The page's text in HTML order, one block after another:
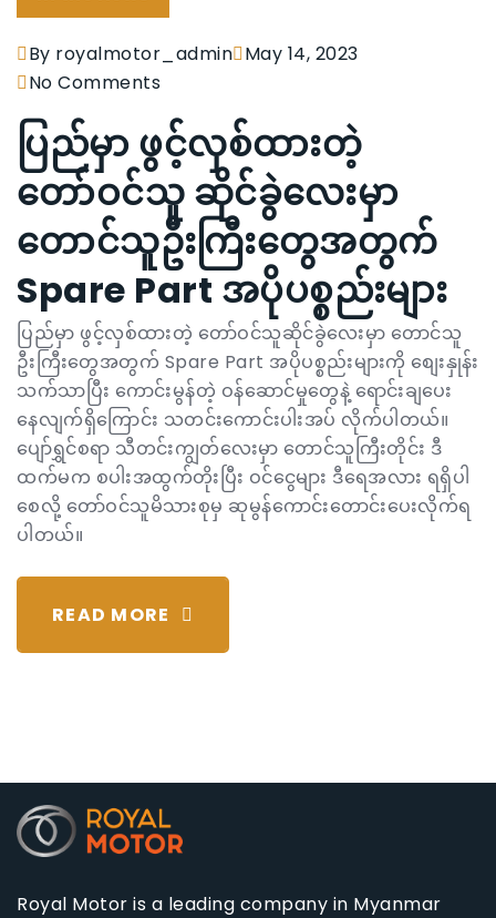
By royalmotor_admin May 14, 2023
No Comments
ပြည်မှာ ဖွင့်လှစ်ထားတဲ့
တော်ဝင်သူ ဆိုင်ခွဲလေးမှာ
တောင်သူဦးကြီးတွေအတွက်
Spare Part အပိုပစ္စည်းများ
ပြည်မှာ ဖွင့်လှစ်ထားတဲ့ တော်ဝင်သူဆိုင်ခွဲလေးမှာ တောင်သူ
ဦးကြီးတွေအတွက် Spare Part အပိုပစ္စည်းများကို စျေးနှုန်း
သက်သာပြီး ကောင်းမွန်တဲ့ ဝန်ဆောင်မှုတွေနဲ့ ရောင်းချပေး
နေလျက်ရှိကြောင်း သတင်းကောင်းပါးအပ် လိုက်ပါတယ်။
ပျော်ရွှင်စရာ သီတင်းကျွတ်လေးမှာ တောင်သူကြီးတိုင်း ဒီ
ထက်မက စပါးအထွက်တိုးပြီး ဝင်ငွေများ ဒီရေအလား ရရှိပါ
စေလို့ တော်ဝင်သူမိသားစုမှ ဆုမွန်ကောင်းတောင်းပေးလိုက်ရ
ပါတယ်။
READ MORE
Royal Motor is a leading company in Myanmar